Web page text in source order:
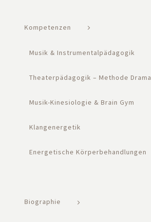
Kompetenzen
Musik & Instrumentalpädagogik
Theaterpädagogik – Methode Drama
Musik-Kinesiologie & Brain Gym
Klangenergetik
Energetische Körperbehandlungen
Biographie